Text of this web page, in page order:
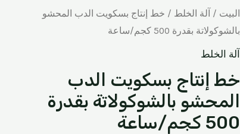
البيت / آلة الخلط / خط إنتاج بسكويت الدب المحشو
بالشوكولاتة بقدرة 500 كجم/ساعة
آلة الخلط
خط إنتاج بسكويت الدب
المحشو بالشوكولاتة بقدرة
500 كجم/ساعة